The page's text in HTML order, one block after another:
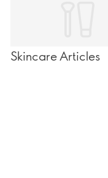
Skincare Articles